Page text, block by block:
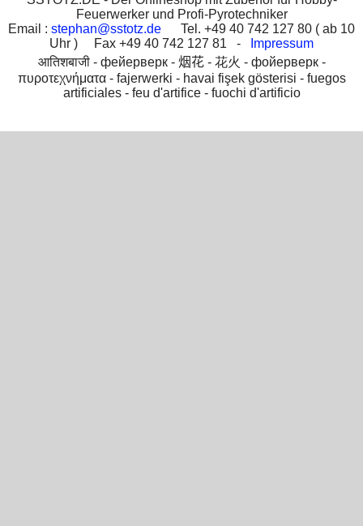
Feuerwerker und Profi-Pyrotechniker
Email : stephan@sstotz.de Tel. +49 40 742 127 80 ( ab 10
Uhr ) Fax +49 40 742 127 81 -
Impressum
आतिशबाजी - фейерверк - 烟花 - 花火 - фойерверк -
πυροτεχνήματα - fajerwerki - havai fişek gösterisi - fuegos
artificiales - feu d'artifice - fuochi d'artificio